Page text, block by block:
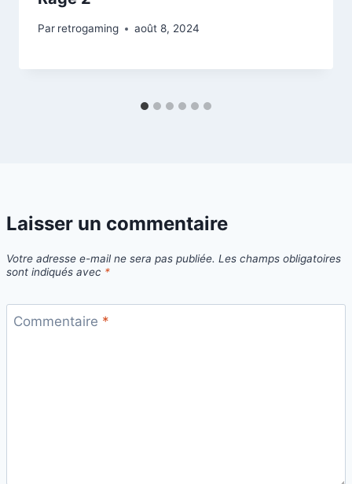
Par retrogaming août 8, 2024
Laisser un commentaire
Votre adresse e-mail ne sera pas publiée. Les champs obligatoires
sont indiqués avec *
Commentaire *